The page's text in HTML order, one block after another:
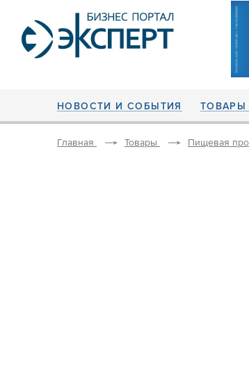
НОВОСТИ И СОБЫТИЯ ТОВАРЫ
Главная Товары Пищевая